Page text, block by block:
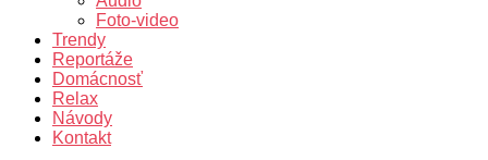
Foto-video
Trendy
Reportáže
Domácnosť
Relax
Návody
Kontakt